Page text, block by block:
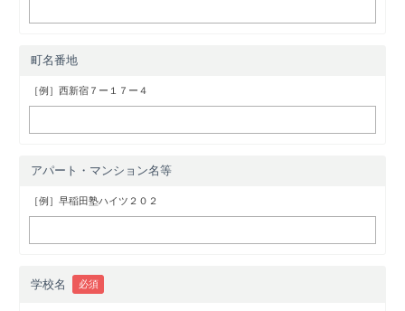
町名番地
［例］西新宿７ー１７ー４
アパート・マンション名等
［例］早稲田塾ハイツ２０２
学校名 必須